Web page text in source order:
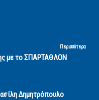
Περισσότερα
με το ΣΠΑΡΤΑΘΛΟΝ
Δημητρόπουλο